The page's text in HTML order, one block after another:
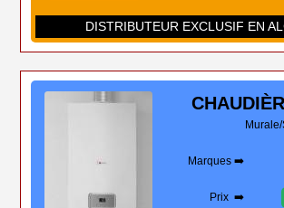
DISTRIBUTEUR EXCLUSIF EN
Murale/
Marques ➡️
Prix ➡️